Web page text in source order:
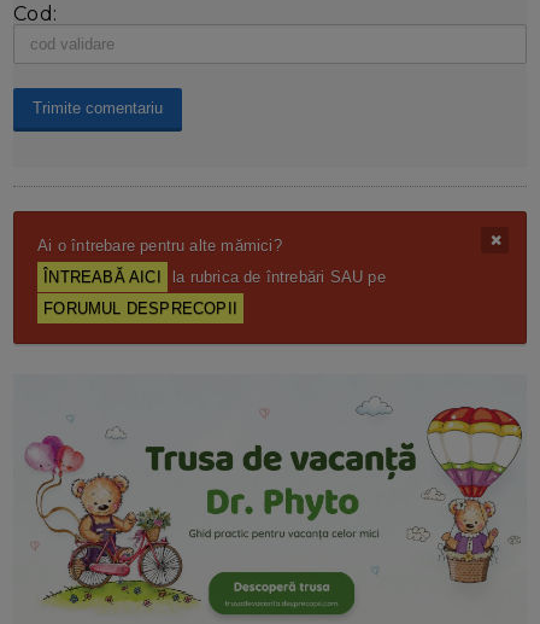
Cod:
Ai o întrebare pentru alte mămici?
ÎNTREABĂ AICI
la rubrica de întrebări SAU pe
FORUMUL DESPRECOPII